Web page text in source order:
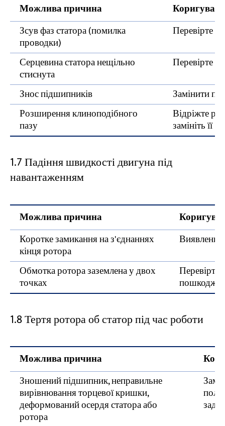
Можлива причина
Зсув фаз статора (помилка
проводки)
Перевірте
Серцевина статора нещільно
стиснута
Перевірте
Знос підшипників
Замінити
Розширення клиноподібного
пазу
Відріжте
замініть її
1.7 Падіння швидкості двигуна під
навантаженням
Можлива причина
Коротке замикання на з'єднаннях
кінця ротора
Виявлення
Обмотка ротора заземлена у двох
точках
Перевірте
1.8 Тертя ротора об статор під час роботи
Можлива причина
Зношений підшипник, неправильне
вирівнювання торцевої кришки,
деформований осердя статора або
ротора